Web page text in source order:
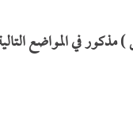
في المواضع